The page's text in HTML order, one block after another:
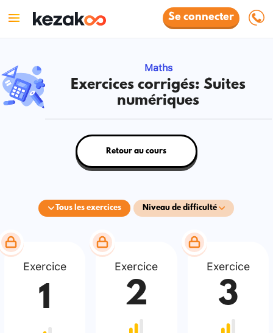
Se connecter
Maths
Exercices corrigés: Suites
numériques
Tous les exercices Niveau de difficulté
Retour au cours
Exercice
1
Exercice
2
Exercice
3